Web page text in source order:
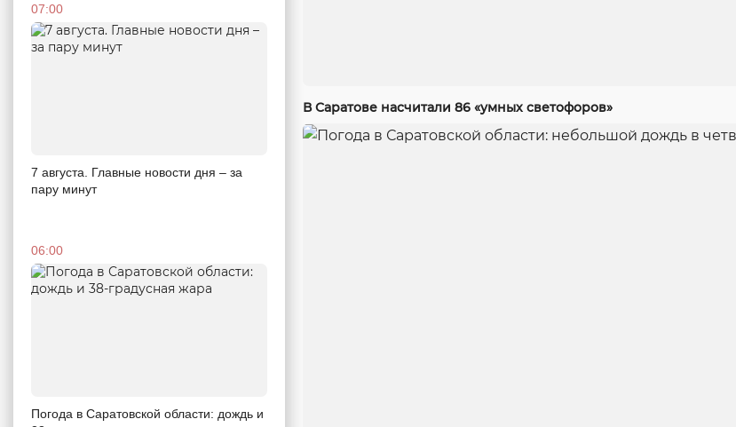
07:00
7 августа. Главные новости дня – за
пару минут
06:00
Погода в Саратовской области: дождь и
В Саратове насчитали 86 «умных светофоров»